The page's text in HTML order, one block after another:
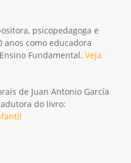
psicopedagoga e
anos como educadora
Fundamental. Veja
de Juan Antonio García
do livro: